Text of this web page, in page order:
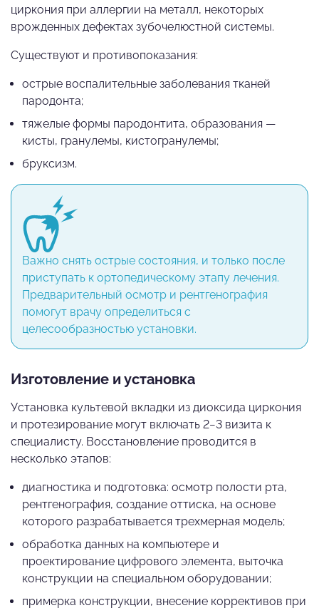
циркония при аллергии на металл, некоторых
врожденных дефектах зубочелюстной системы.
Существуют и противопоказания:
острые воспалительные заболевания тканей
пародонта;
тяжелые формы пародонтита, образования —
кисты, гранулемы, кистогранулемы;
бруксизм.
Важно снять острые состояния, и только после
приступать к ортопедическому этапу лечения.
Предварительный осмотр и рентгенография
помогут врачу определиться с
целесообразностью установки.
Изготовление и установка
Установка культевой вкладки из диоксида циркония
и протезирование могут включать 2−3 визита к
специалисту. Восстановление проводится в
несколько этапов:
диагностика и подготовка: осмотр полости рта,
рентгенография, создание оттиска, на основе
которого разрабатывается трехмерная модель;
обработка данных на компьютере и
проектирование цифрового элемента, выточка
конструкции на специальном оборудовании;
примерка конструкции, внесение коррективов при